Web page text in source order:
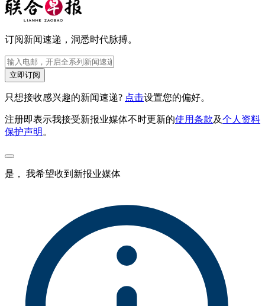
订阅新闻速递，洞悉时代脉搏。
立即订阅
只想接收感兴趣的新闻速递? 点击设置您的偏好。
注册即表示我接受新报业媒体不时更新的使用条款及个人资料
保护声明 。
是， 我希望收到新报业媒体